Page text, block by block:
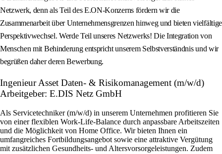
Netzwerk, denn als Teil des E.ON-Konzerns fördern wir die
Zusammenarbeit über Unternehmensgrenzen hinweg und bieten vielfältige
Perspektivwechsel. Werde Teil unseres Netzwerks! Die Integration von
Menschen mit Behinderung entspricht unserem Selbstverständnis und wir
begrüßen daher deren Bewerbung.
Ingenieur Asset Daten- & Risikomanagement (m/w/d)
Arbeitgeber: E.DIS Netz GmbH
Als Servicetechniker (m/w/d) in unserem Unternehmen profitieren Sie
von einer flexiblen Work-Life-Balance durch anpassbare Arbeitszeiten
und die Möglichkeit von Home Office. Wir bieten Ihnen ein
umfangreiches Fortbildungsangebot sowie eine attraktive Vergütung
mit zusätzlichen Gesundheits- und Altersvorsorgeleistungen. Zudem